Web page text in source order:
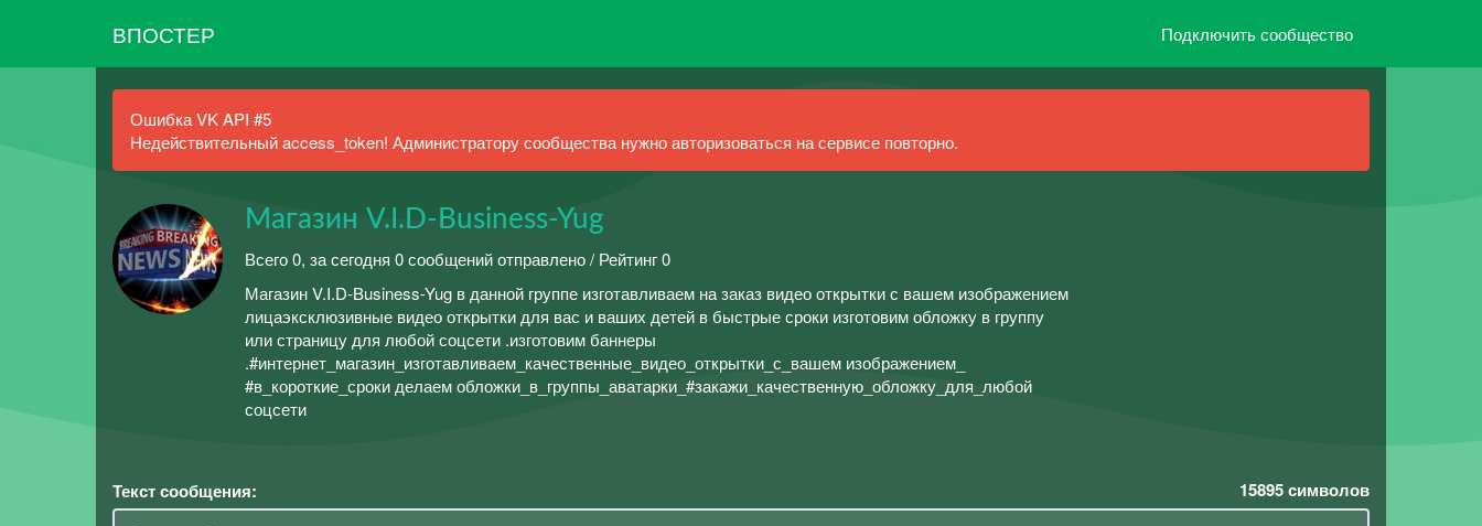
ВПОСТЕР Подключить сообщество
Ошибка VK API #5
Недействительный access_token! Администратору сообщества нужно авторизоваться на сервисе повторно.
Магазин V.I.D-Business-Yug
Всего 0, за сегодня 0 сообщений отправлено / Рейтинг 0
Магазин V.I.D-Business-Yug в данной группе изготавливаем на заказ видео открытки с вашем изображением
лицаэксклюзивные видео открытки для вас и ваших детей в быстрые сроки изготовим обложку в группу
или страницу для любой соцсети .изготовим баннеры
.#интернет_магазин_изготавливаем_качественные_видео_открытки_с_вашем изображением_
#в_короткие_сроки делаем обложки_в_группы_аватарки_#закажи_качественную_обложку_для_любой
соцсети
Текст сообщения: 15895символов